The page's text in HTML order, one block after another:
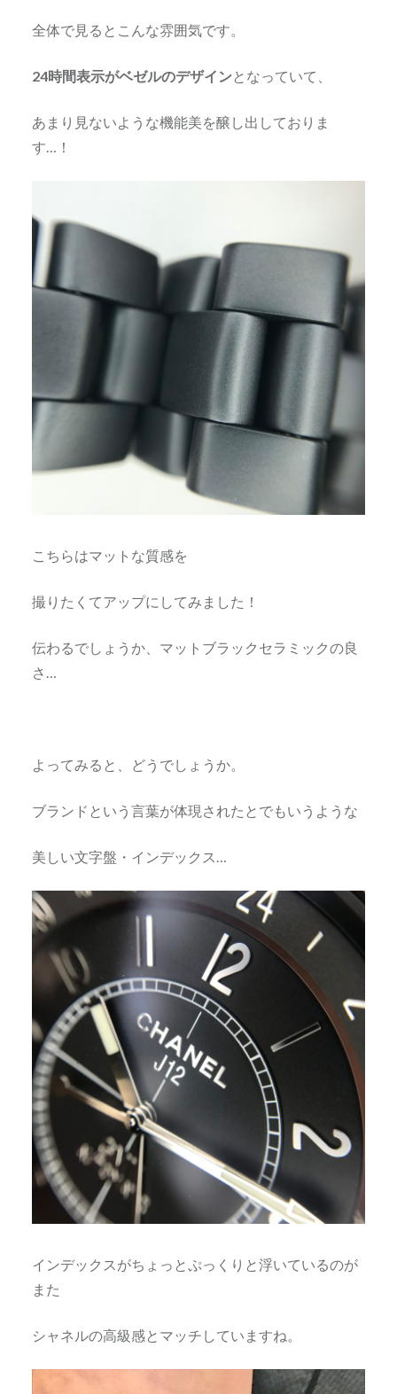
全体で見るとこんな雰囲気です。
24時間表示がベゼルのデザイン となっていて、
あまり見ないような機能美を醸し出しておりま
す…！
こちらはマットな質感を
撮りたくてアップにしてみました！
伝わるでしょうか、マットブラックセラミックの良
さ…
よってみると、どうでしょうか。
ブランドという言葉が体現されたとでもいうような
美しい文字盤・インデックス…
インデックスがちょっとぷっくりと浮いているのが
また
シャネルの高級感とマッチしていますね。